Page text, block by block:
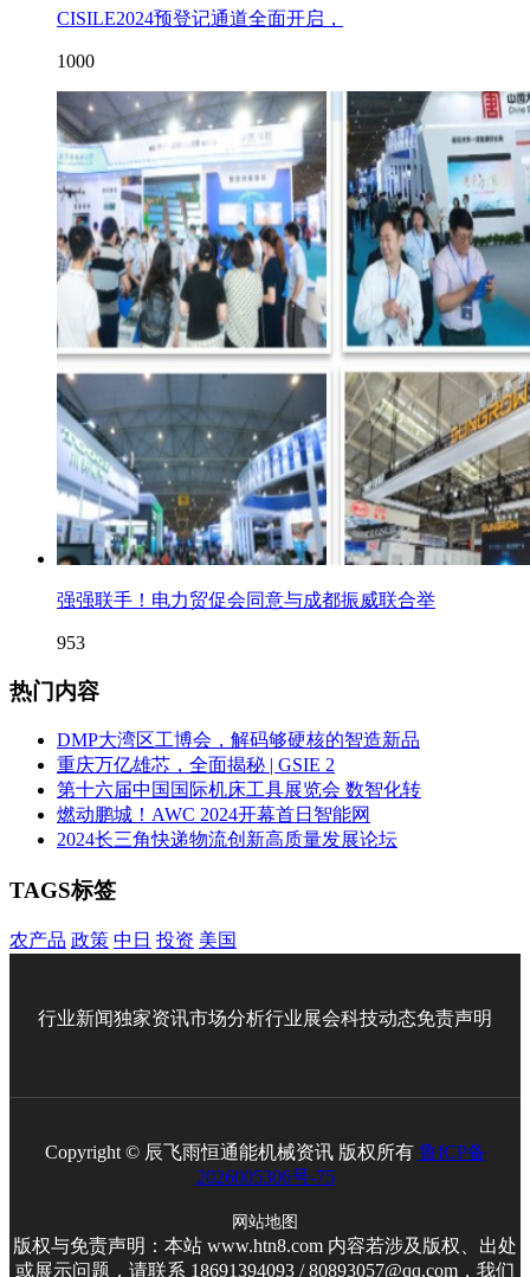
CISILE2024预登记通道全面开启，
1000
强强联手！电力贸促会同意与成都振威联合举
953
热门内容
DMP大湾区工博会，解码够硬核的智造新品
重庆万亿雄芯，全面揭秘 | GSIE 2
第十六届中国国际机床工具展览会 数智化转
燃动鹏城！AWC 2024开幕首日智能网
2024长三角快递物流创新高质量发展论坛
TAGS标签
农产品 政策 中日 投资 美国
行业新闻独家资讯市场分析行业展会科技动态免责声明
Copyright © 辰飞雨恒通能机械资讯 版权所有 鲁ICP备
2026005306号-75
网站地图
版权与免责声明：本站 www.htn8.com 内容若涉及版权、出处
或展示问题，请联系 18691394093 / 80893057@qq.com，我们